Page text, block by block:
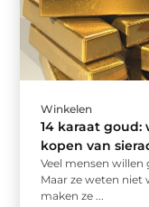
Winkelen
14 karaat
kopen van
Veel mensen willen
Maar ze weten niet
maken ze ...